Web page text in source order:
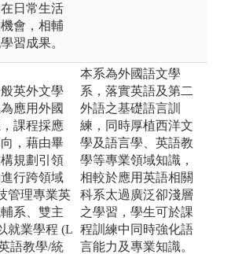
日常生活
會，相輔
習成果。
英外文學
應用外國
課程採應
，藉由畢
規劃引領
行跨領域
管理專業英
系、雙主
就業學程 (L
語教學/統
本系為外國語文學
系，落實英語及第二
外語之基礎語言訓
練，同時厚植西洋文
學及語言學、英語教
學等專業領域知識，
相較於應用英語相關
科系太過廣泛卻淺層
之學習，學生可於課
程訓練中同時強化語
言能力及專業知識。